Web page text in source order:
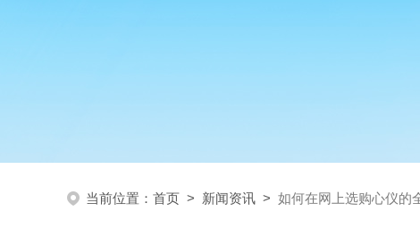
当前位置： 首页 > 新闻资讯 > 如何在网上选购心仪的